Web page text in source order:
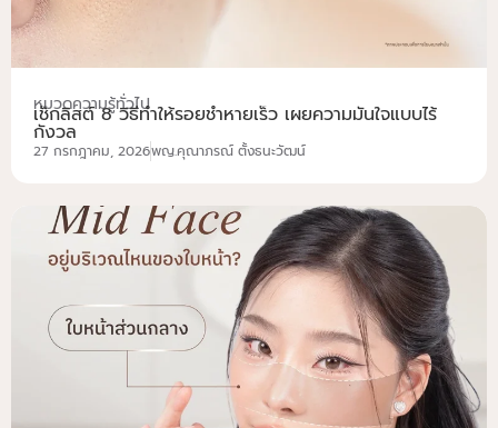
หมวดความรู้ทั่วไป
เช็กลิสต์ 8 วิธีทำให้รอยช้ำหายเร็ว เผยความมั่นใจแบบไร้
กังวล
27 กรกฎาคม, 2026พญ.คุณาภรณ์ ตั้งธนะวัฒน์